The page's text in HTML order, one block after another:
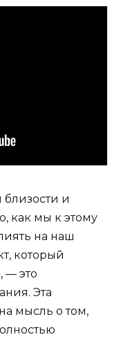
и
как мы к этому
на наш
который
— это
Эта
мысль о том,